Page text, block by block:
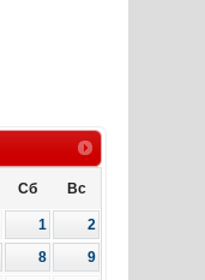
Сб Вс
1
2
8
9